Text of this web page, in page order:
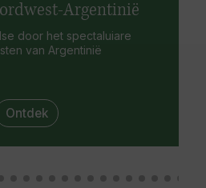
Argentinië
door het spectaluiare
van Argentinië
Ontdek